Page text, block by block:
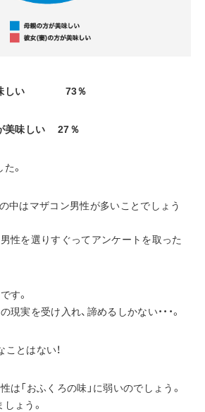
しい　　　　73％
美味しい　 27％
。
中はマザコン男性が多いことでしょう
性を選りすぐってアンケートを取った
す。
実を受け入れ、諦めるしかない・・・。
ことはない！
は「おふくろの味」に弱いのでしょう。
ょう。